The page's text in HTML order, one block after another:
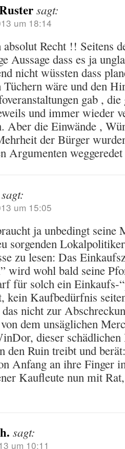
sagt:
um 18:14
absolut Recht !! Seitens
Aussage dass es ja
nicht wüssten dass
Tüchern wäre und den
gab ,
und immer wieder
Aber die Einwände ,
der Bürger
Argumenten
sagt:
um 15:05
ja unbedingt seine
sorgenden
zu lesen: Das
wird wohl bald seine
für solch ein Einkaufs-
kein Kaufbedürfnis
nicht zur
dem unsäglichen
dieser
den Ruin treibt und
Anfang an ihre Finger
Kaufleute nun mit
sagt:
um 10:11